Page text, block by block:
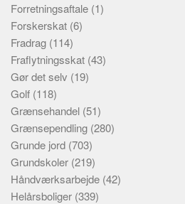
Forretningsaftale (1)
Forskerskat (6)
Fradrag (114)
Fraflytningsskat (43)
Gør det selv (19)
Golf (118)
Grænsehandel (51)
Grænsependling (280)
Grunde jord (703)
Grundskoler (219)
Håndværksarbejde (42)
Helårsboliger (339)